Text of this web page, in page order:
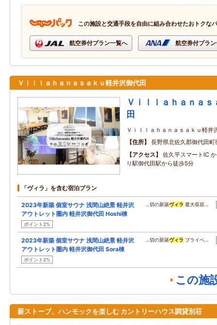
この施設と交通手段を自由に組み合わせたおトクな
航空券付プラン一覧へ 航空券付プラ
Ｖｉｌｌａｈａｎａｓａｋｕ軽井沢御代田
Ｖｉｌｌａｈａｎａ
田
Ｖｉｌｌａｈａｎａｓａｋｕ軽井
住所
長野県北佐久郡御代田
アクセス
佐久平スマートIC
り駅御代田駅から徒歩5分
「ヴィラ」を含む宿泊プラン
2023年新築 個室サウナ 浅間山絶景 軽井沢
アウトレット圏内 軽井沢御代田 Hoshi棟
ポイント2%
…切の新築ヴィラ 最大収容…
2023年新築 個室サウナ 浅間山絶景 軽井沢
アウトレット圏内 軽井沢御代田 Sora棟
ポイント2%
…切の新築ヴィラ プライベ…
この施
薪ストーブ、ハンモックを楽しむ カントリーハウス調貸別荘